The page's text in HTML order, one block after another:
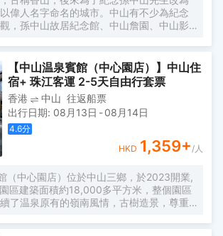
偉人名字命名的城市。中山有不少為紀念
，孫中山故居紀念館、中山詹園、中山影
照。中山南郊的長江水世界是親子遊的好
遊樂設施和水療項目，感受清涼。情侶們
摩天輪，和心愛的人在輪頂欣賞中山的無敵
的故鄉，這裡有很多紀念孫中山先生的景
中山城、岐江公園等都可以找到孫中山的
充滿山清水秀的田園風光，古樸幽靜的中
城市全景的紫馬嶺公園，擁有美麗海景田
可以一覽秀麗的南粵風光。
【中山温泉賓館（中心園店）】中山住
宿+ 珠江客運 2-5天自由行套票
香港 中山 往返船票
出行日期: 08月13日 -08月14日
4.6分
HKD 1,359+ /人
（中心園店）位於中山三鄉，於2023開業,
區建築面積約18,000多平方米，整個園區
了温泉原有的嶺南風情，古樹造景，尊重
到心曠神怡